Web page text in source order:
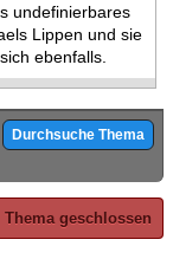
undefinierbares
Lippen und sie
ebenfalls.
Thema geschlossen